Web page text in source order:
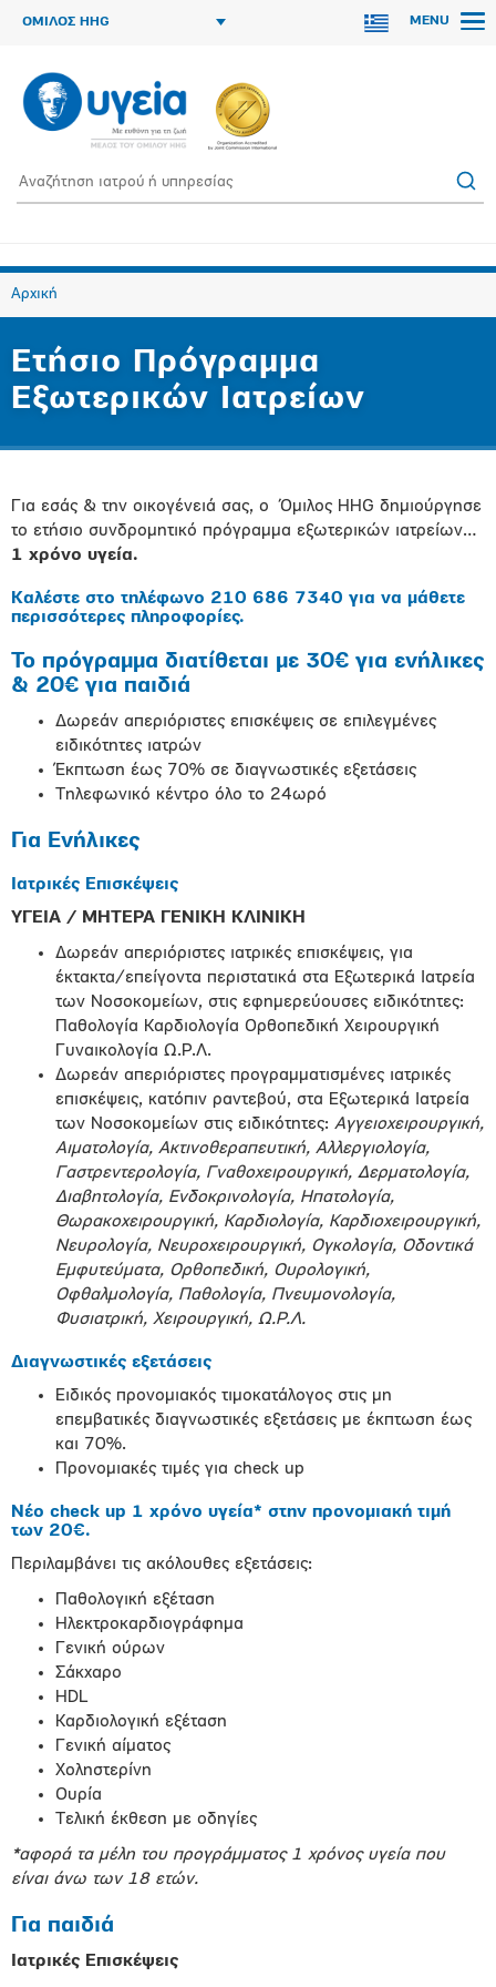
ΟΜΙΛΟΣ HHG MENU
Αρχική
Ετήσιο Πρόγραμμα
Εξωτερικών Ιατρείων
Για εσάς & την οικογένειά σας, o Όμιλος HHG δημιούργησε
το ετήσιο συνδρομητικό πρόγραμμα εξωτερικών ιατρείων…
1 χρόνο υγεία.
Καλέστε στο τηλέφωνο 210 686 7340 για να μάθετε
περισσότερες πληροφορίες.
Το πρόγραμμα διατίθεται με 30€ για ενήλικες
& 20€ για παιδιά
Δωρεάν απεριόριστες επισκέψεις σε επιλεγμένες
ειδικότητες ιατρών
Έκπτωση έως 70% σε διαγνωστικές εξετάσεις
Τηλεφωνικό κέντρο όλο το 24ωρό
Για Eνήλικες
Ιατρικές Επισκέψεις
ΥΓΕΙΑ / ΜΗΤΕΡΑ ΓΕΝΙΚΗ ΚΛΙΝΙΚΗ
Δωρεάν απεριόριστες ιατρικές επισκέψεις, για
έκτακτα/επείγοντα περιστατικά στα Εξωτερικά Ιατρεία
των Νοσοκομείων, στις εφημερεύουσες ειδικότητες:
Παθολογία Καρδιολογία Ορθοπεδική Χειρουργική
Γυναικολογία Ω.Ρ.Λ.
Δωρεάν απεριόριστες προγραμματισμένες ιατρικές
επισκέψεις, κατόπιν ραντεβού, στα Εξωτερικά Ιατρεία
των Νοσοκομείων στις ειδικότητες: Αγγειοχειρουργική,
Aιματολογία, Aκτινοθεραπευτική, Αλλεργιολογία,
Γαστρεντερολογία, Γναθοχειρουργική, Δερματολογία,
Διαβητολογία, Ενδοκρινολογία, Ηπατολογία,
Θωρακοχειρουργική, Καρδιολογία, Καρδιοχειρουργική,
Νευρολογία, Νευροχειρουργική, Ογκολογία, Οδοντικά
Εμφυτεύματα, Ορθοπεδική, Ουρολογική,
Οφθαλμολογία, Παθολογία, Πνευμονολογία,
Φυσιατρική, Χειρουργική, Ω.Ρ.Λ.
Διαγνωστικές εξετάσεις
Ειδικός προνομιακός τιμοκατάλογος στις μη
επεμβατικές διαγνωστικές εξετάσεις με έκπτωση έως
και 70%.
Προνομιακές τιμές για check up
Νέο check up 1 χρόνο υγεία* στην προνομιακή τιμή
των 20€.
Περιλαμβάνει τις ακόλουθες εξετάσεις:
Παθολογική εξέταση
Ηλεκτροκαρδιογράφημα
Γενική ούρων
Σάκχαρο
HDL
Καρδιολογική εξέταση
Γενική αίματος
Χοληστερίνη
Ουρία
Τελική έκθεση με οδηγίες
*αφορά τα μέλη του προγράμματος 1 χρόνος υγεία που
είναι άνω των 18 ετών.
Για παιδιά
Ιατρικές Επισκέψεις